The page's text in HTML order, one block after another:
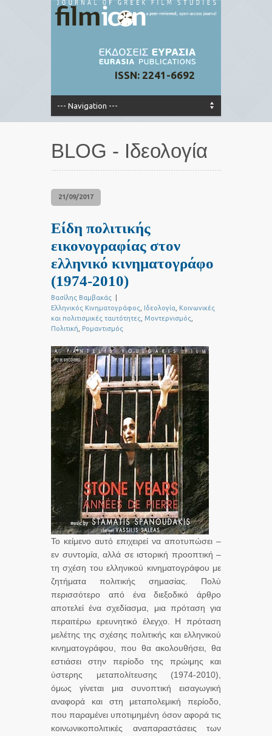
ISSN: 2241-6692
BLOG - Ιδεολογία
21/09/2017
Είδη πολιτικής
εικονογραφίας στον
ελληνικό κινηματογράφο
(1974-2010)
Βασίλης Βαμβακάς
Ελληνικός Κινηματογράφος Ιδεολογία
Κοινωνικές
και πολιτισμικές ταυτότητες Μοντερνισμός
Πολιτική
Ρομαντισμός
Το κείμενο αυτό επιχειρεί να αποτυπώσει –
εν συντομία, αλλά σε ιστορική προοπτική –
τη σχέση του ελληνικού κινηματογράφου με
ζητήματα πολιτικής σημασίας. Πολύ
περισσότερο από ένα διεξοδικό άρθρο
αποτελεί ένα σχεδίασμα, μια πρόταση για
περαιτέρω ερευνητικό έλεγχο. Η πρόταση
μελέτης της σχέσης πολιτικής και ελληνικού
κινηματογράφου, που θα ακολουθήσει, θα
εστιάσει στην περίοδο της πρώιμης και
ύστερης μεταπολίτευσης (1974-2010),
όμως γίνεται μια συνοπτική εισαγωγική
αναφορά και στη μεταπολεμική περίοδο,
που παραμένει υποτιμημένη όσον αφορά τις
κοινωνικοπολιτικές αναπαραστάσεις των